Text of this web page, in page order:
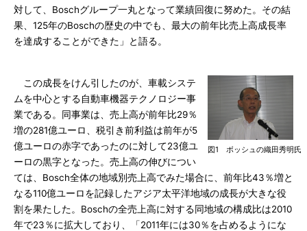
対して、Boschグループ一丸となって業績回復に努めた。その結
果、125年のBoschの歴史の中でも、最大の前年比売上高成長率
を達成することができた」と語る。
図1 ボッシュの織田秀明
この成長をけん引したのが、車載システ
ムを中心とする自動車機器テクノロジー事
業である。同事業は、売上高が前年比29％
増の281億ユーロ、税引き前利益は前年が5
億ユーロの赤字であったのに対して23億ユ
ーロの黒字となった。売上高の伸びについ
ては、Bosch全体の地域別売上高でみた場合に、前年比43％増と
なる110億ユーロを記録したアジア太平洋地域の成長が大きな役
割を果たした。Boschの全売上高に対する同地域の構成比は2010
年で23％に拡大しており、「2011年には30％を占めるようにな